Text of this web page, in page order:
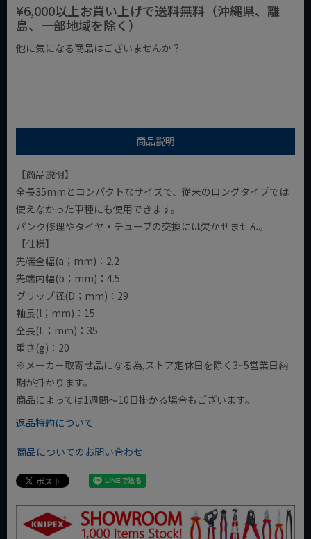
¥6,000以上お買い上げで送料無料（沖縄県、離
島、一部地域を除く）
他に気になる商品はございませんか？
商品説明
【商品説明】
全長35mmとコンパクトなサイズで、従来のロングタイプでは
使えなかった車種にも使用できます。
パンク修理やタイヤ・チューブの交換には欠かせません。
【仕様】
先端全幅(a；mm)：2.2
先端内幅(b；mm)：4.5
グリップ径(D；mm)：29
軸長(l；mm)：15
全長(L；mm)：35
重さ(g)：20
※メーカー取寄せ品になる為,ストア定休日を除く3~5営業日納
期が掛かります。
商品によっては1週間～10日掛かる場合もございます。
返品特約について
商品についてのお問い合わせ